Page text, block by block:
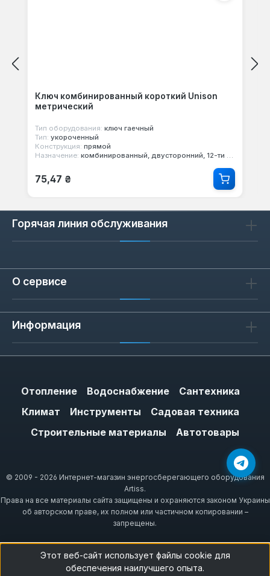
Ключ комбинированный короткий Unison
метрический
Тип оборудования: ключ гаечный
Тип: укороченный
Конструкция: прямой
Назначение: комбинированный, двусторонний, 12-ти гранный
Обычная цена:
75,47 ₴
Горячая линия обслуживания
О сервисе
Информация
Отопление Водоснабжение
Сантехника
Климат
Инструменты
Садовая техника
Строительные материалы
Автотовары
© 2009 - 2026 Интернет-магазин энергосберегающего оборудования
Artiss.
Права на все материалы сайта защищены и охраняются законом Украины
об авторском праве, их полном или частичном копировании –
запрещены.
Этот веб-сайт использует файлы cookie для
обеспечения наилучшего опыта.